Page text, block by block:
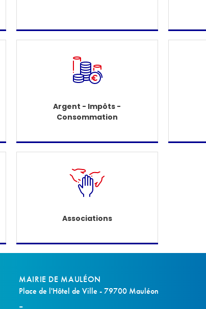
Argent - Impôts -
Consommation
Associations
MAIRIE DE MAULÉON
Place de l'Hôtel de Ville - 79700 Mauléon